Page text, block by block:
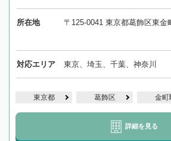
所在地 〒125-0041 東京都葛飾区東金
対応エリア 東京、埼玉、千葉、神奈川
東京都 葛飾区 金町
詳細を見る